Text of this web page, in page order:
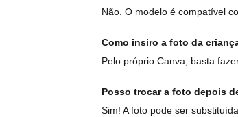
Não. O modelo é compatível
Como insiro a foto da
Pelo próprio Canva, basta
Posso trocar a foto depois
Sim! A foto pode ser